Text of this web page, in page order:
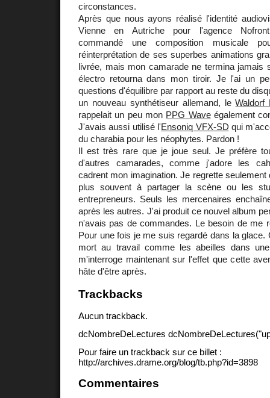
circonstances.
Après que nous ayons réalisé l'identité
Vienne en Autriche pour l'agence
commandé une composition musicale
réinterprétation de ses superbes animations
livrée, mais mon camarade ne termina jamais
électro retourna dans mon tiroir. Je l'ai un
questions d'équilibre par rapport au reste du
un nouveau synthétiseur allemand, leWaldorf
rappelait un peu mon PPG Waveégalement
J'avais aussi utilisé l'Ensoniq VFX-SD qui
du charabia pour les néophytes. Pardon !
Il est très rare que je joue seul. Je préfère
d'autres camarades, comme j'adore les
cadrent mon imagination. Je regrette
plus souvent à partager la scène ou les
entrepreneurs. Seuls les mercenaires
après les autres. J'ai produit ce nouvel album
n'avais pas de commandes. Le besoin de me
Pour une fois je me suis regardé dans la glace.
mort au travail comme les abeilles dans
m'interroge maintenant sur l'effet que cette
hâte d'être après.
Trackbacks
Aucun trackback.
dcNombreDeLectures
Pour faire un trackback sur ce billet :
http://archives.drame.org/blog/tb.php?id=3898
Commentaires